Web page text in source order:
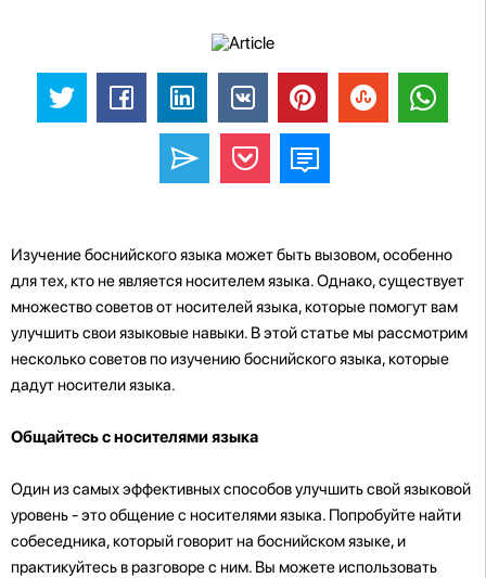
Изучение боснийского языка может быть вызовом, особенно
для тех, кто не является носителем языка. Однако, существует
множество советов от носителей языка, которые помогут вам
улучшить свои языковые навыки. В этой статье мы рассмотрим
несколько советов по изучению боснийского языка, которые
дадут носители языка.
Общайтесь с носителями языка
Один из самых эффективных способов улучшить свой языковой
уровень - это общение с носителями языка. Попробуйте найти
собеседника, который говорит на боснийском языке, и
практикуйтесь в разговоре с ним. Вы можете использовать